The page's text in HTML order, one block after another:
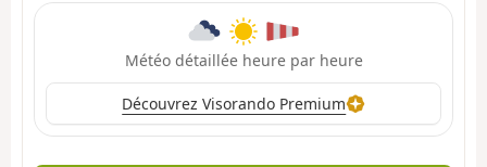
Météo détaillée heure par heure
Découvrez Visorando Premium